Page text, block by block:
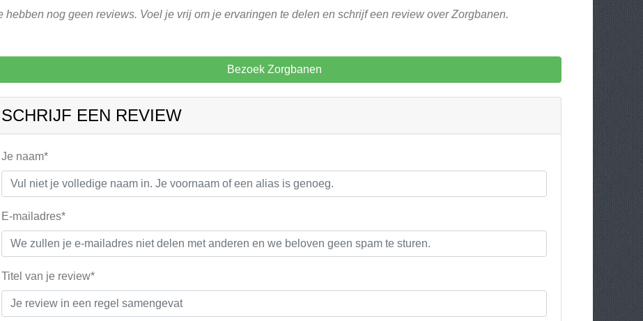
hebben nog geen reviews. Voel je vrij om je ervaringen te delen en schrijf een review over Zorgbanen.
Bezoek Zorgbanen
SCHRIJF EEN REVIEW
Je naam*
E-mailadres*
Titel van je review*